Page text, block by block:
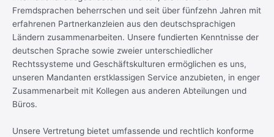
Fremdsprachen beherrschen und seit über fünfzehn Jahren mit
erfahrenen Partnerkanzleien aus den deutschsprachigen
Ländern zusammenarbeiten. Unsere fundierten Kenntnisse der
deutschen Sprache sowie zweier unterschiedlicher
Rechtssysteme und Geschäftskulturen ermöglichen es uns,
unseren Mandanten erstklassigen Service anzubieten, in enger
Zusammenarbeit mit Kollegen aus anderen Abteilungen und
Büros.
Unsere Vertretung bietet umfassende und rechtlich konforme